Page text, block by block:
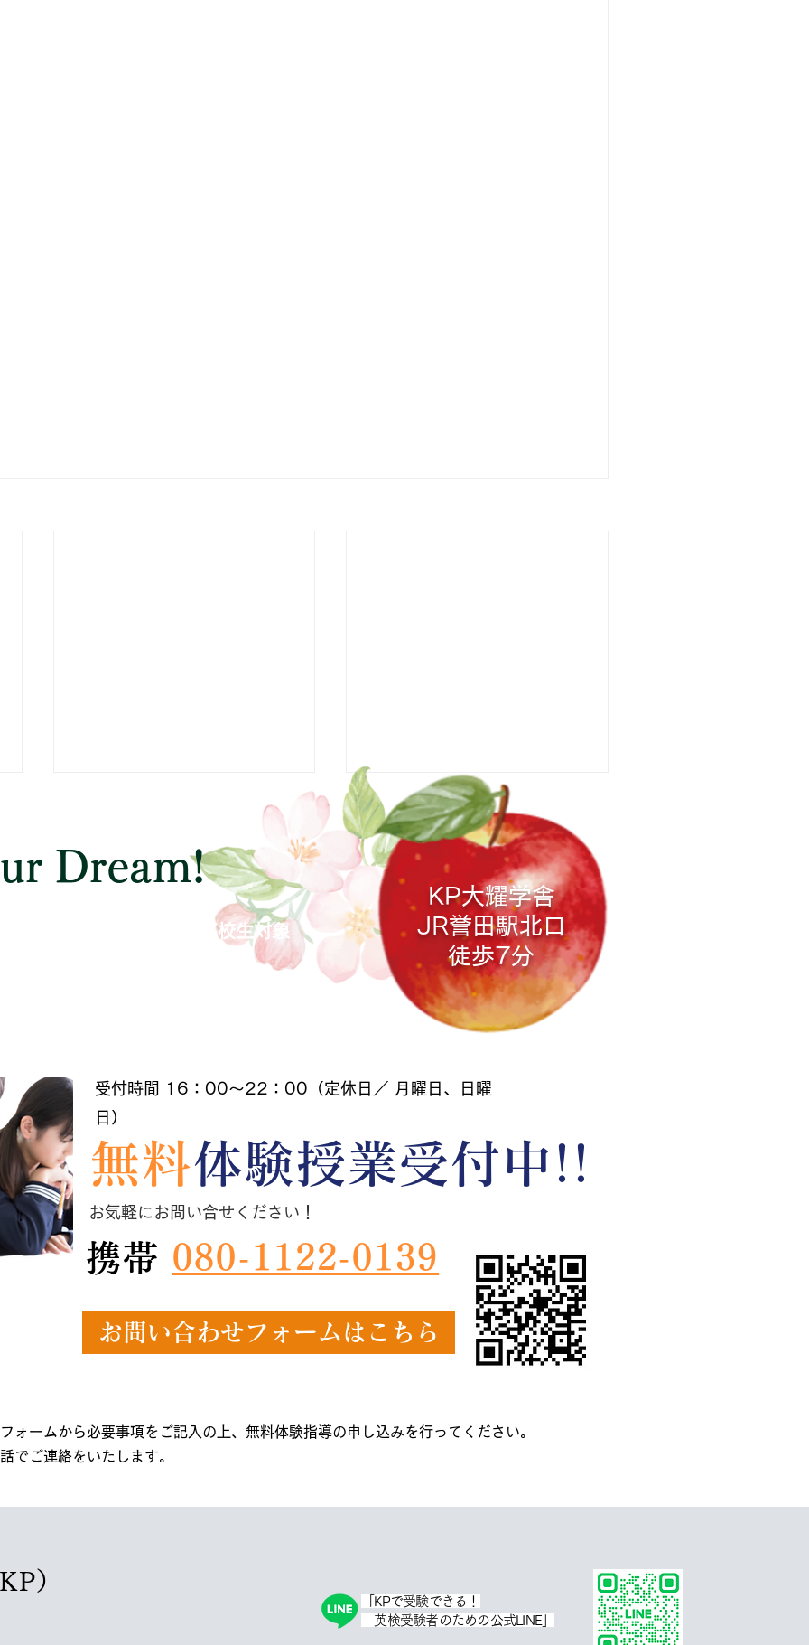
大変お世話になりました！
成績上がります！
Dream!
高校生対象
KP大耀学舎
JR誉田駅北口
徒歩7分
無料体験授業受付中!!
受付時間 16：00～22：00（定休日／ 月曜日、日曜
日）
お気軽にお問い合せください！
携帯 080-1122-0139
お問い合わせフォームはこちら
ォームから必要事項をご記入の上、無料体験指導の申し込みを行ってください。
でご連絡をいたします。
KP）
「KPで受験できる！
英検受験者のための公式LINE」